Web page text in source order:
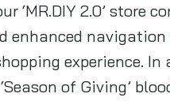
‘MR.DIY 2.0’ store
enhanced
experience. In
of Giving’